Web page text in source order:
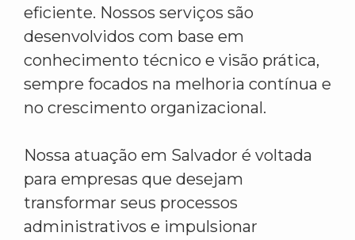
eficiente. Nossos serviços são
desenvolvidos com base em
conhecimento técnico e visão prática,
sempre focados na melhoria contínua e
no crescimento organizacional.
Nossa atuação em Salvador é voltada
para empresas que desejam
transformar seus processos
administrativos e impulsionar